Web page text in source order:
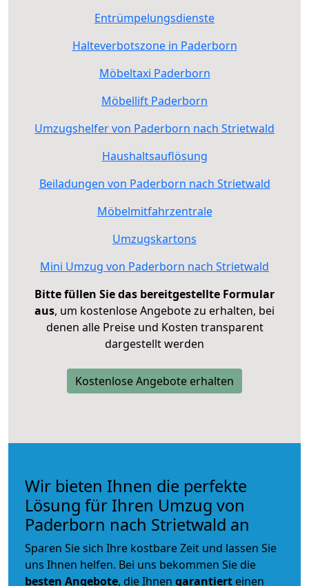
Entrümpelungsdienste
Halteverbotszone in Paderborn
Möbeltaxi Paderborn
Möbellift Paderborn
Umzugshelfer von Paderborn nach Strietwald
Haushaltsauflösung
Beiladungen von Paderborn nach Strietwald
Möbelmitfahrzentrale
Umzugskartons
Mini Umzug von Paderborn nach Strietwald
Bitte füllen Sie das bereitgestellte Formular
aus, um kostenlose Angebote zu erhalten, bei
denen alle Preise und Kosten transparent
dargestellt werden
Kostenlose Angebote erhalten
Wir bieten Ihnen die perfekte
Lösung für Ihren Umzug von
Paderborn nach Strietwald an
Sparen Sie sich Ihre kostbare Zeit und lassen Sie
uns Ihnen helfen. Bei uns bekommen Sie die
besten Angebote, die Ihnen garantiert einen